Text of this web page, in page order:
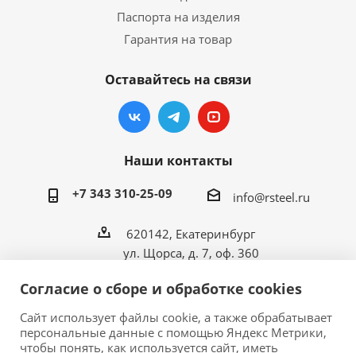
Паспорта на изделия
Гарантия на товар
Оставайтесь на связи
Наши контакты
+7 343 310-25-09 info@rsteel.ru
620142, Екатеринбург
ул. Щорса, д. 7, оф. 360
2026 © ООО «Риал Стил» • Производитель
Согласие о сборе и обработке cookies
Сайт использует файлы cookie, а также обрабатывает
персональные данные с помощью Яндекс Метрики,
чтобы понять, как используется сайт, иметь